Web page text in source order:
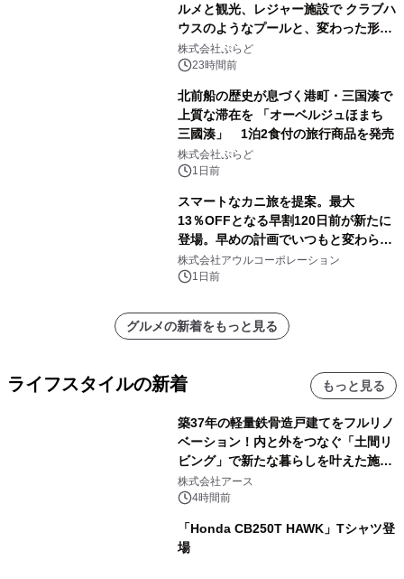
ルメと観光、レジャー施設で クラブハ
ウスのようなプールと、変わった形の
サウナも 「THE BOXY AWAJI」のお
得な素泊まり連泊プランで
株式会社ぷらど
23時間前
北前船の歴史が息づく港町・三国湊で
上質な滞在を 「オーベルジュほまち
三國湊」 1泊2食付の旅行商品を発売
株式会社ぷらど
1日前
スマートなカニ旅を提案。最大
13％OFFとなる早割120日前が新たに
登場。早めの計画でいつもと変わらぬ
大人の冬旅を。ー夕日ヶ浦温泉「佳松
苑 別邸ふうか」ー
株式会社アウルコーポレーション
1日前
グルメの新着をもっと見る
ライフスタイルの新着 もっと見る
築37年の軽量鉄骨造戸建てをフルリノ
ベーション！内と外をつなぐ「土間リ
ビング」で新たな暮らしを叶えた施工
事例を株式会社アースが公開
株式会社アース
4時間前
「Honda CB250T HAWK」Tシャツ登
場